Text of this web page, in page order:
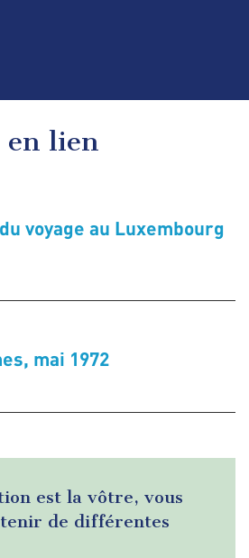
en lien
voyage au Luxembourg
mai 1972
est la vôtre, vous
de différentes